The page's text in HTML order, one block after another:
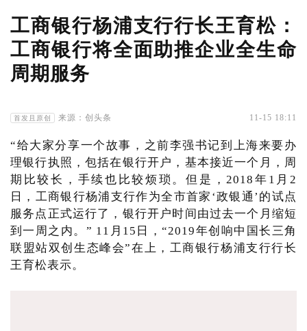
工商银行杨浦支行行长王育松：
工商银行将全面助推企业全生命
周期服务
首发且原创 来源：创头条 11-15 18:11
“给大家分享一个故事，之前李强书记到上海来要办
理银行执照，包括在银行开户，基本接近一个月，周
期比较长，手续也比较烦琐。但是，2018年1月2
日，工商银行杨浦支行作为全市首家‘政银通’的试点
服务点正式运行了，银行开户时间由过去一个月缩短
到一周之内。” 11月15日，“2019年创响中国长三角
联盟站双创生态峰会”在上，工商银行杨浦支行行长
王育松表示。